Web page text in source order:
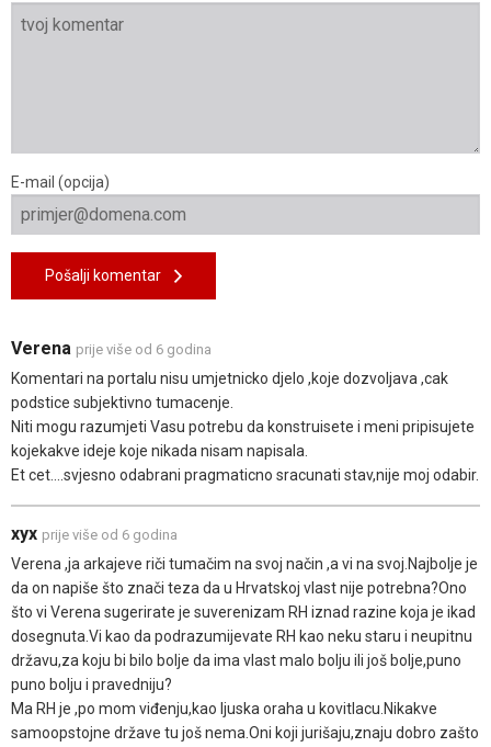
E-mail (opcija)
Pošalji komentar
Verena prije više od 6 godina
Komentari na portalu nisu umjetnicko djelo ,koje dozvoljava ,cak
podstice subjektivno tumacenje.
Niti mogu razumjeti Vasu potrebu da konstruisete i meni pripisujete
kojekakve ideje koje nikada nisam napisala.
Et cet....svjesno odabrani pragmaticno sracunati stav,nije moj odabir.
xyx prije više od 6 godina
Verena ,ja arkajeve riči tumačim na svoj način ,a vi na svoj.Najbolje je
da on napiše što znači teza da u Hrvatskoj vlast nije potrebna?Ono
što vi Verena sugerirate je suverenizam RH iznad razine koja je ikad
dosegnuta.Vi kao da podrazumijevate RH kao neku staru i neupitnu
državu,za koju bi bilo bolje da ima vlast malo bolju ili još bolje,puno
puno bolju i pravedniju?
Ma RH je ,po mom viđenju,kao ljuska oraha u kovitlacu.Nikakve
samoopstojne države tu još nema.Oni koji jurišaju,znaju dobro zašto